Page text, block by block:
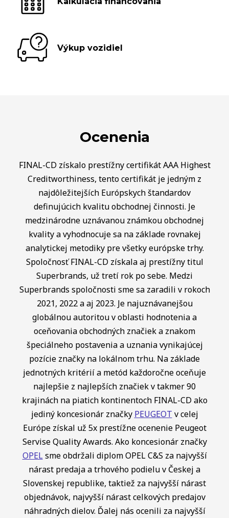
Výkup vozidiel
Ocenenia
FINAL-CD získalo prestížny certifikát AAA Highest
Creditworthiness, tento certifikát je jedným z
najdôležitejších Európskych štandardov
definujúcich kvalitu obchodnej činnosti. Je
medzinárodne uznávanou známkou obchodnej
kvality a vyhodnocuje sa na základe rovnakej
analytickej metodiky pre všetky európske trhy.
Spoločnosť FINAL-CD získala aj prestížny titul
Superbrands, už tretí rok po sebe. Medzi
Superbrands spoločnosti sme sa zaradili v rokoch
2021, 2022 a aj 2023. Je najuznávanejšou
globálnou autoritou v oblasti hodnotenia a
oceňovania obchodných značiek a znakom
špeciálneho postavenia a uznania vynikajúcej
pozície značky na lokálnom trhu. Na základe
jednotných kritérií a metód každoročne oceňuje
najlepšie z najlepších značiek v takmer 90
krajinách na piatich kontinentoch FINAL-CD ako
jediný koncesionár značky PEUGEOT v celej
Európe získal už 5x prestížne ocenenie Peugeot
Servise Quality Awards. Ako koncesionár značky
OPELsme obdržali diplom OPEL C&S za najvyšší
nárast predaja a trhového podielu v Českej a
Slovenskej republike, taktiež za najvyšší nárast
objednávok, najvyšší nárast celkových predajov
náhradných dielov. Ďalej nás ocenili za najvyšší